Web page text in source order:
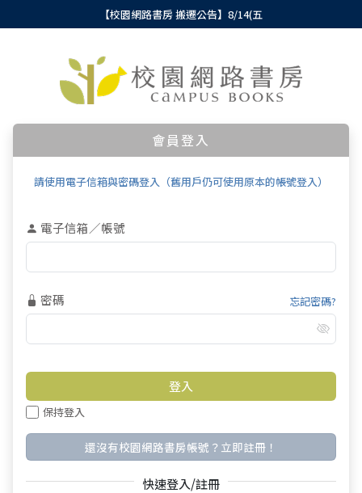
【校園網路書房 搬遷公告】8/14(五
會員登入
請使用電子信箱與密碼登入（舊用戶仍可使用原本的帳號登入）
電子信箱／帳號
密碼 忘記密碼?
保持登入
還沒有校園網路書房帳號？立即註冊！
快速登入/註冊